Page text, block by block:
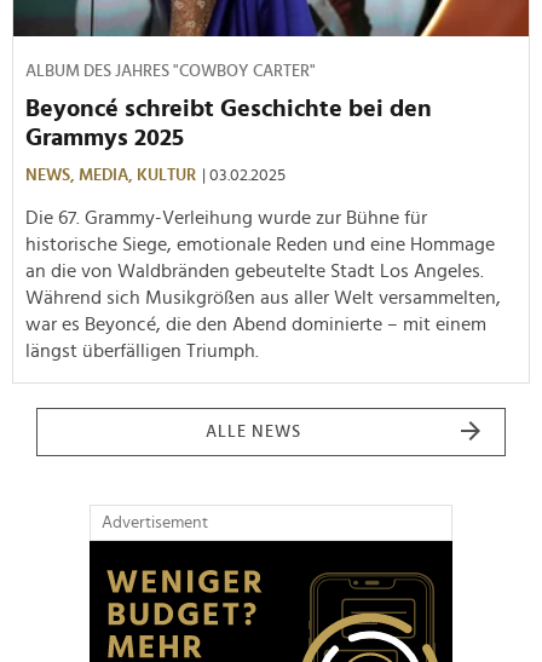
ALBUM DES JAHRES "COWBOY CARTER"
Beyoncé schreibt Geschichte bei den
Grammys 2025
NEWS, MEDIA, KULTUR | 03.02.2025
Die 67. Grammy-Verleihung wurde zur Bühne für
historische Siege, emotionale Reden und eine Hommage
an die von Waldbränden gebeutelte Stadt Los Angeles.
Während sich Musikgrößen aus aller Welt versammelten,
war es Beyoncé, die den Abend dominierte – mit einem
längst überfälligen Triumph.
ALLE NEWS
Advertisement